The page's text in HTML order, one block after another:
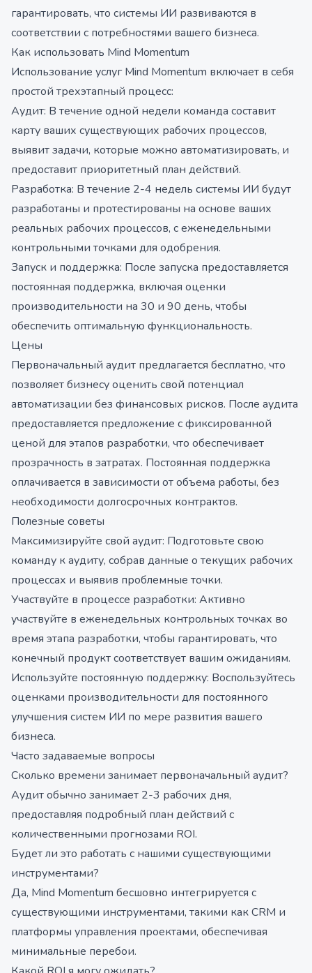
гарантировать, что системы ИИ развиваются в
соответствии с потребностями вашего бизнеса.
Как использовать Mind Momentum
Использование услуг Mind Momentum включает в себя
простой трехэтапный процесс:
Аудит: В течение одной недели команда составит
карту ваших существующих рабочих процессов,
выявит задачи, которые можно автоматизировать, и
предоставит приоритетный план действий.
Разработка: В течение 2-4 недель системы ИИ будут
разработаны и протестированы на основе ваших
реальных рабочих процессов, с еженедельными
контрольными точками для одобрения.
Запуск и поддержка: После запуска предоставляется
постоянная поддержка, включая оценки
производительности на 30 и 90 день, чтобы
обеспечить оптимальную функциональность.
Цены
Первоначальный аудит предлагается бесплатно, что
позволяет бизнесу оценить свой потенциал
автоматизации без финансовых рисков. После аудита
предоставляется предложение с фиксированной
ценой для этапов разработки, что обеспечивает
прозрачность в затратах. Постоянная поддержка
оплачивается в зависимости от объема работы, без
необходимости долгосрочных контрактов.
Полезные советы
Максимизируйте свой аудит: Подготовьте свою
команду к аудиту, собрав данные о текущих рабочих
процессах и выявив проблемные точки.
Участвуйте в процессе разработки: Активно
участвуйте в еженедельных контрольных точках во
время этапа разработки, чтобы гарантировать, что
конечный продукт соответствует вашим ожиданиям.
Используйте постоянную поддержку: Воспользуйтесь
оценками производительности для постоянного
улучшения систем ИИ по мере развития вашего
бизнеса.
Часто задаваемые вопросы
Сколько времени занимает первоначальный аудит?
Аудит обычно занимает 2-3 рабочих дня,
предоставляя подробный план действий с
количественными прогнозами ROI.
Будет ли это работать с нашими существующими
инструментами?
Да, Mind Momentum бесшовно интегрируется с
существующими инструментами, такими как CRM и
платформы управления проектами, обеспечивая
минимальные перебои.